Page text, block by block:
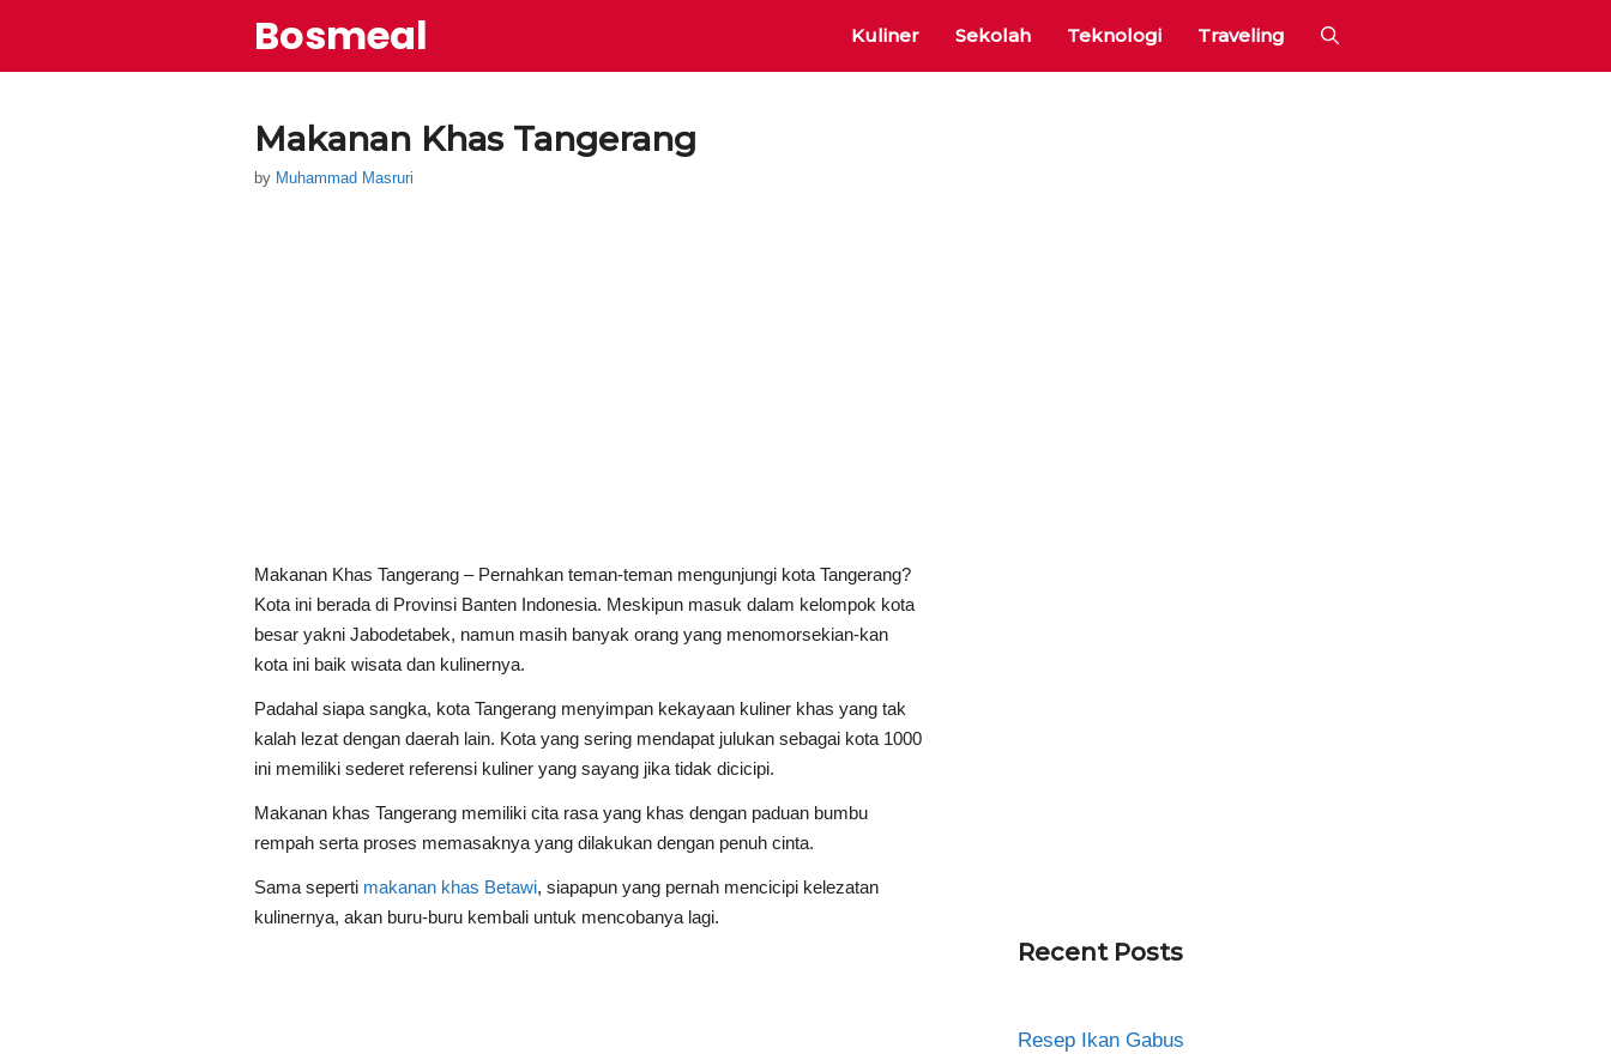
content
Bosmeal Kuliner Sekolah Teknologi Traveling
Makanan Khas Tangerang
by Muhammad Masruri
Makanan Khas Tangerang – Pernahkan teman-teman mengunjungi kota Tangerang?
Kota ini berada di Provinsi Banten Indonesia. Meskipun masuk dalam kelompok kota
besar yakni Jabodetabek, namun masih banyak orang yang menomorsekian-kan
kota ini baik wisata dan kulinernya.
Padahal siapa sangka, kota Tangerang menyimpan kekayaan kuliner khas yang tak
kalah lezat dengan daerah lain. Kota yang sering mendapat julukan sebagai kota 1000
ini memiliki sederet referensi kuliner yang sayang jika tidak dicicipi.
Makanan khas Tangerang memiliki cita rasa yang khas dengan paduan bumbu
rempah serta proses memasaknya yang dilakukan dengan penuh cinta.
Sama seperti makanan khas Betawi, siapapun yang pernah mencicipi kelezatan
kulinernya, akan buru-buru kembali untuk mencobanya lagi.
Recent Posts
Resep Ikan Gabus